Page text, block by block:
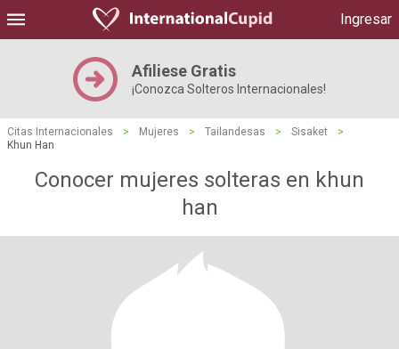
Ingresar
Afiliese Gratis
¡Conozca Solteros Internacionales!
Citas Internacionales > Mujeres > Tailandesas > Sisaket
>
Khun Han
Conocer mujeres solteras en khun
han